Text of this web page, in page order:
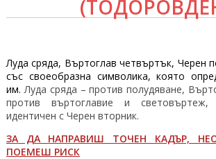
Луда сряда, Въртоглав четвъртък, Черен
със своеобразна символика, която
им.Луда сряда – против полудяване,
против въртоглавие и
идентичен с Черен вторник.
ЗА ДА НАПРАВИШ ТОЧЕН КАДЪР,
ПОЕМЕШ РИСК